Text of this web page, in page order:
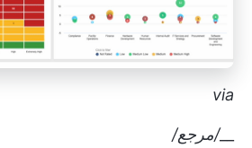
via
__/مرجع/